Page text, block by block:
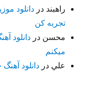
راهبند دردانلود
تجربه کن
محسن دردانلود
میکنم
علي دردانلود